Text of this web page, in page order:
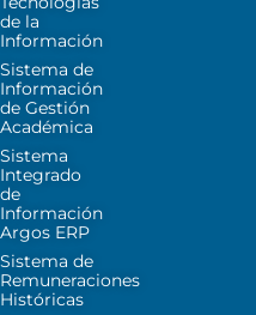
de la
Información
Sistema de
Información
de Gestión
Académica
Sistema
Integrado
de
Información
Argos ERP
Sistema de
Remuneraciones
Históricas